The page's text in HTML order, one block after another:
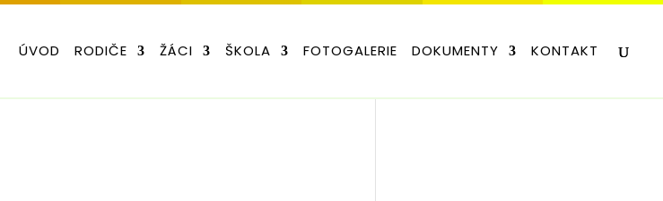
ÚVOD RODIČE ŽÁCI ŠKOLA FOTOGALERIE DOKUMENTY KONTAKT